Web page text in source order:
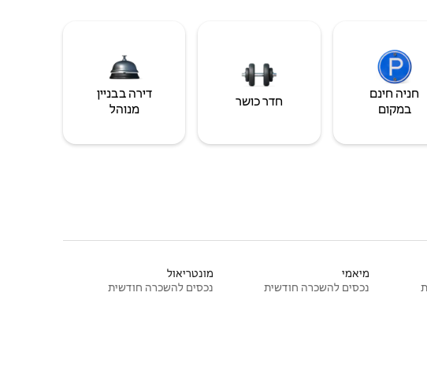
חניה חינם
במקום
חדר כושר
דירה בבניין
מנוהל
מיאמי
נכסים להשכרה חודשית
מונטריאול
נכסים להשכרה חודשית